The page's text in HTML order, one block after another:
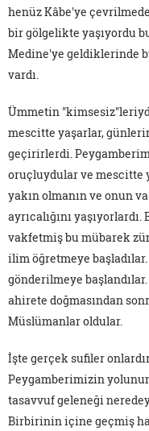
henüz Kâbe'ye
bir gölgelikte yaşıyordu
Medine'ye geldiklerinde
vardı.
Ümmetin
mescitte yaşarlar,
geçirirlerdi.
oruçluydular ve mescitte
yakın olmanın ve onun
ayrıcalığını
vakfetmiş bu mübarek
ilim öğretmeye
gönderilmeye
ahirete doğmasından
Müslümanlar oldular.
İşte gerçek sufiler
Peygamberimizin
tasavvuf geleneği
Birbirinin içine geçmiş